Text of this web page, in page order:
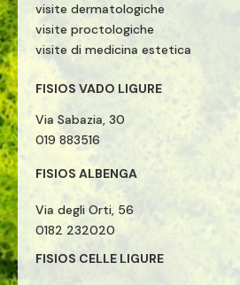
visite dermatologiche
visite proctologiche
visite di medicina estetica
FISIOS VADO LIGURE
Via Sabazia, 30
019 883516
FISIOS ALBENGA
Via degli Orti, 56
0182 232020
FISIOS CELLE LIGURE